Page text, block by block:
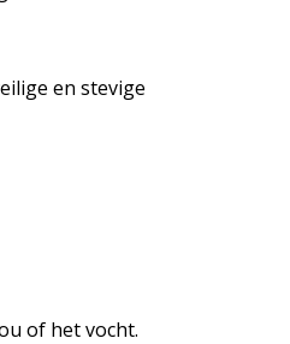
en stevige
of het vocht.